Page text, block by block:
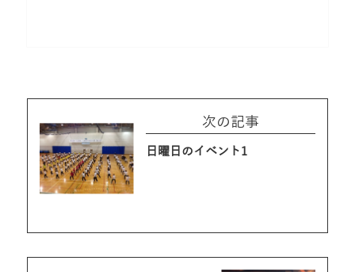
次の記事
日曜日のイベント1